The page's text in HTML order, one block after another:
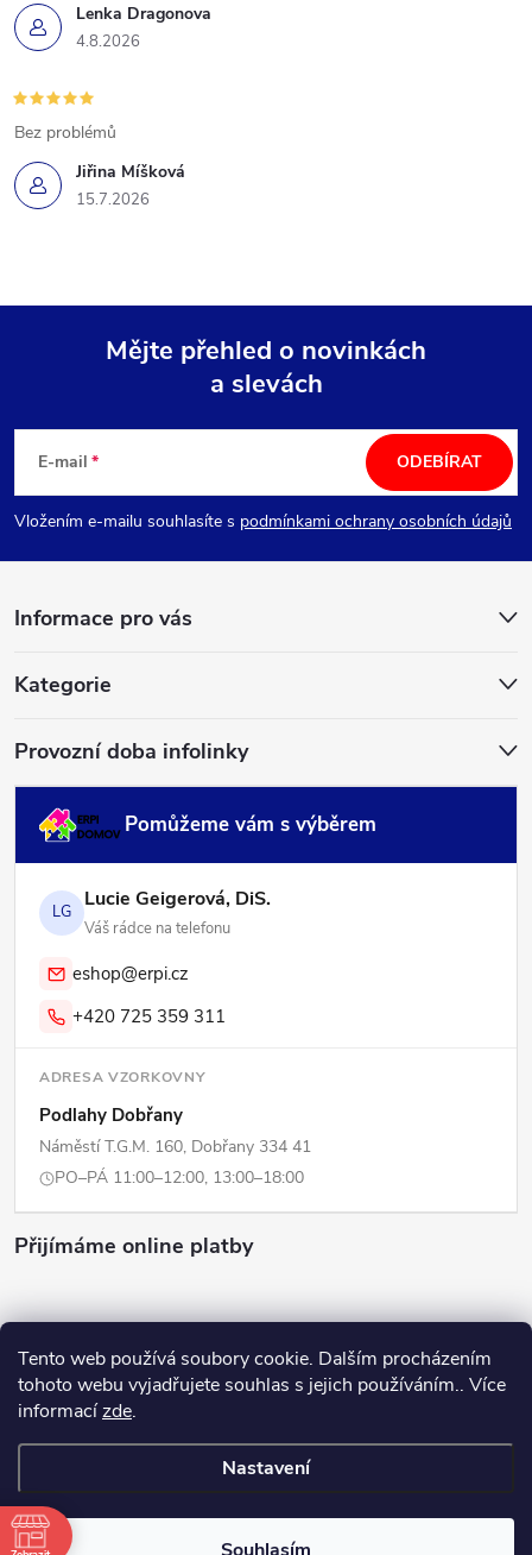
Tento web používá soubory cookie. Dalším procházením
tohoto webu vyjadřujete souhlas s jejich používáním.. Více
informacízde.
Nastavení
Lenka Dragonova
4.8.2026
Jiřina Míšková
15.7.2026
Bez problémů
p
Mějte přehled o novinkách
a slevách
E-mail
Vložením e-mailu souhlasíte s podmínkami ochrany osobních údajů
ODEBÍRAT
Informace pro vás
Kategorie
Provozní doba infolinky
Pomůžeme vám s výběrem
LG Lucie Geigerová, DiS.
Váš rádce na telefonu
eshop@erpi.cz
+420 725 359 311
ADRESA VZORKOVNY
Podlahy Dobřany
Náměstí T.G.M. 160, Dobřany 334 41
PO–PÁ 11:00–12:00, 13:00–18:00
Přijímáme online platby
Vytvořil Shoptet
Copyright 2026ERPI - Domov. Všechna práva vyhrazena.Upravit